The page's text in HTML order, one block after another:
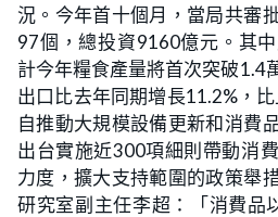
況。今年首十個月，當局共審
97個，總投資9160億元。其
計今年糧食產量將首次突破1.4
出口比去年同期增長11.2%，
自推動大規模設備更新和消費
出台實施近300項細則帶動消
力度，擴大支持範圍的政策舉
研究室副主任李超：「消費品